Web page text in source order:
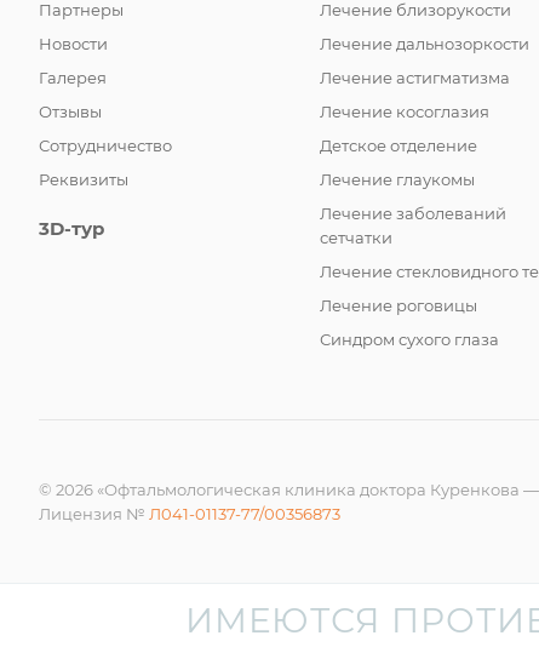
Партнеры
Новости
Галерея
Отзывы
Сотрудничество
Реквизиты
3D-тур
Лечение близорукости
Лечение дальнозоркости
Лечение астигматизма
Лечение косоглазия
Детское отделение
Лечение глаукомы
Лечение заболеваний
сетчатки
Лечение стекловидного
Лечение роговицы
Синдром сухого глаза
© 2026 «Офтальмологическая клиника доктора Куренкова
Лицензия № Л041-01137-77/00356873
ИМЕЮТСЯ